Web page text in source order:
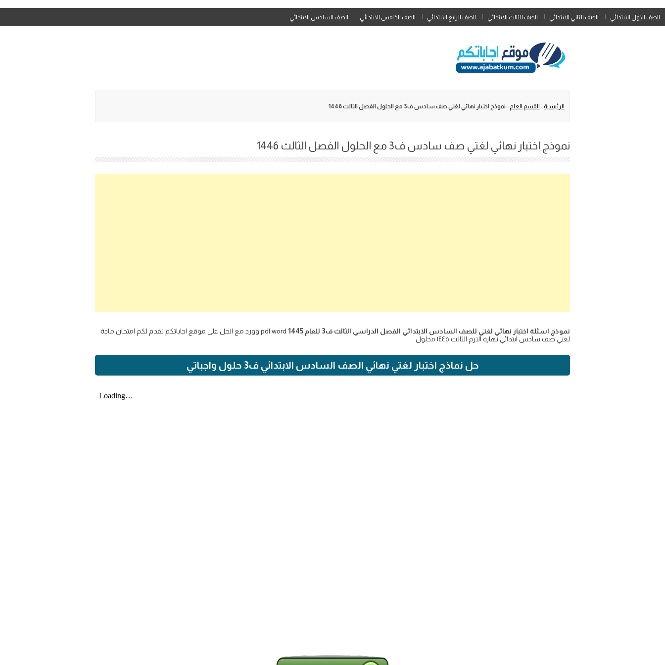
Skip
to
الصف الاول الابتدائي الصف الثاني الابتدائي الصف الثالث الابتدائي الصف الرابع الابتدائي الصف الخامس الابتدائي الصف السادس الابتدائي
الرئيسية - القسم العام -نموذج اختبار نهائي لغتي صف سادس ف3 مع الحلول الفصل الثالث 1446
نموذج اختبار نهائي لغتي صف سادس ف3 مع الحلول الفصل الثالث 1446
نموذج اسئلة اختبار نهائي لغتي للصف السادس الابتدائي الفصل الدراسي الثالث ف3 للعام 1445
pdf word وورد مع الحل على موقع اجاباتكم نقدم لكم امتحان مادة
لغتي صف سادس ابتدائي نهاية الترم الثالث ١٤٤٥ محلول
حل نماذج اختبار لغتي نهائي الصف السادس الابتدائي ف3 حلول واجباتي